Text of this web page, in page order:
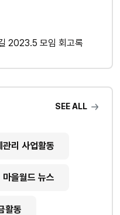
2023.5 모임 회고록
SEE ALL
관리 사업활동
마을월드 뉴스
활동